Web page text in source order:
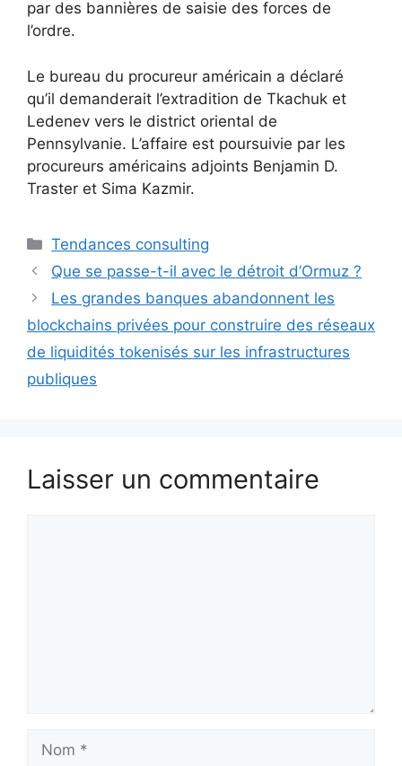
par des bannières de saisie des forces de
l’ordre.
Le bureau du procureur américain a déclaré
qu’il demanderait l’extradition de Tkachuk et
Ledenev vers le district oriental de
Pennsylvanie. L’affaire est poursuivie par les
procureurs américains adjoints Benjamin D.
Traster et Sima Kazmir.
Catégories
Tendances consulting
Que se passe-t-il avec le détroit d’Ormuz ?
Les grandes banques abandonnent les
blockchains privées pour construire des réseaux
de liquidités tokenisés sur les infrastructures
publiques
Laisser un commentaire